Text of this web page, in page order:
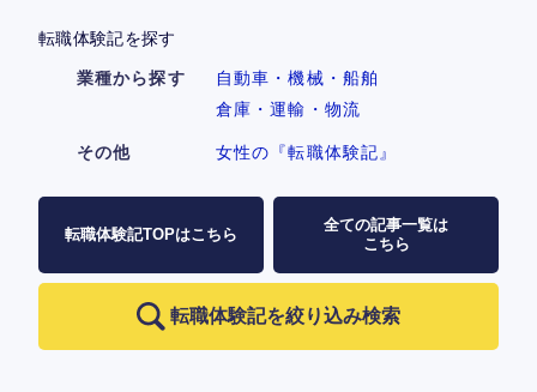
転職体験記を探す
業種から探す
自動車・機械・船舶
倉庫・運輸・物流
その他 女性の『転職体験記』
転職体験記TOPはこちら
転職体験記を絞り込み検索
全ての記事一覧は
こちら